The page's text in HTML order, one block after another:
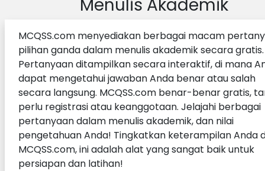
Menulis Akademik
MCQSS.com menyediakan berbagai macam
pilihan ganda dalam menulis akademik secara gratis.
Pertanyaan ditampilkan secara interaktif, di mana
dapat mengetahui jawaban Anda benar atau salah
secara langsung. MCQSS.com benar-benar gratis,
perlu registrasi atau keanggotaan. Jelajahi berbagai
pertanyaan dalam menulis akademik, dan nilai
pengetahuan Anda! Tingkatkan keterampilan Anda
MCQSS.com, ini adalah alat yang sangat baik untuk
persiapan dan latihan!